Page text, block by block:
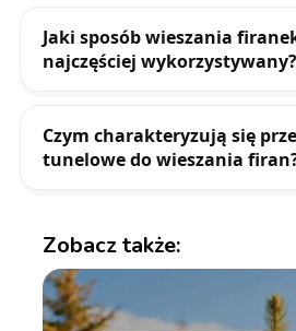
Jaki sposób wieszania
najczęściej wykorzystywany?
Czym charakteryzują się
tunelowe do wieszania
Zobacz także: